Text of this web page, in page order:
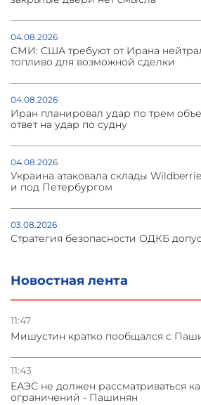
Новостная лента
11:47
Мишустин кратко пообщался с
11:43
ЕАЭС не должен рассматриваться
ограничений - Пашинян
04.08.2026
СМИ: США требуют от Ирана
топливо для возможной сделки
04.08.2026
Иран планировал удар по трем
ответ на удар по судну
04.08.2026
Украина атаковала склады
и под Петербургом
03.08.2026
Стратегия безопасности ОДКБ
03.08.2026
Нассим Талеб отказался выступить
погрануправления СНБ Армении в